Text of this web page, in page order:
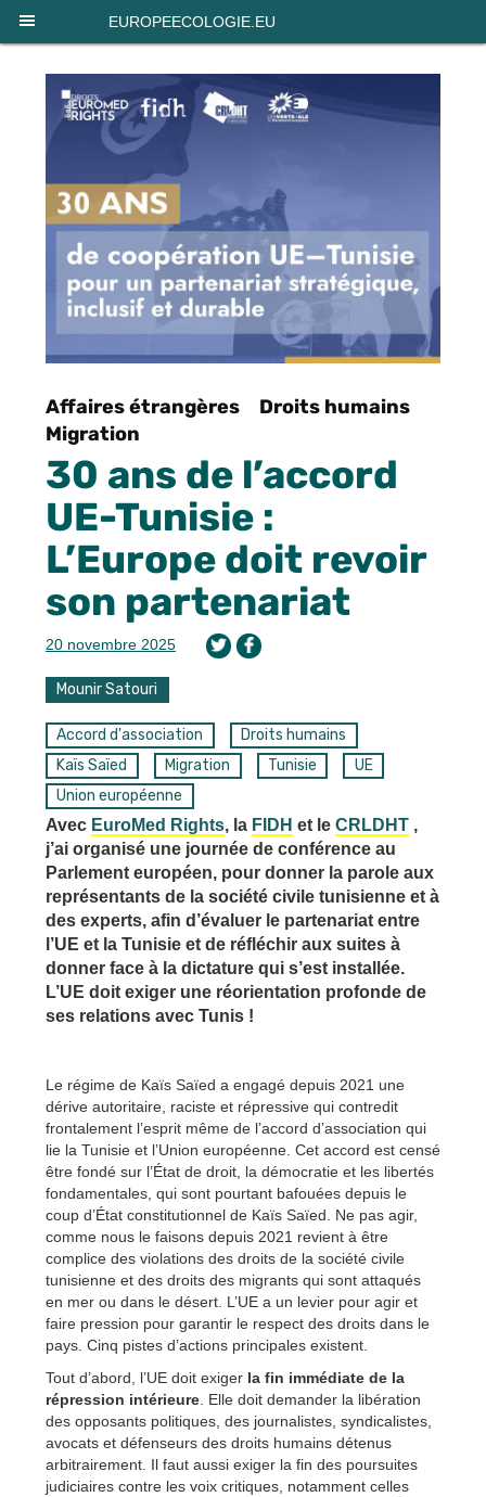
EUROPEECOLOGIE.EU
Affaires étrangères
Droits humains
Migration
30 ans de l’accord
UE-Tunisie :
L’Europe doit revoir
son partenariat
20 novembre 2025
Mounir Satouri
Accord d'association
Droits humains
Kaïs Saïed
Migration Tunisie
UE
Union européenne
Avec EuroMed Rights, la FIDH et le CRLDHT ,
j’ai organisé une journée de conférence au
Parlement européen, pour donner la parole aux
représentants de la société civile tunisienne et à
des experts, afin d’évaluer le partenariat entre
l’UE et la Tunisie et de réfléchir aux suites à
donner face à la dictature qui s’est installée.
L’UE doit exiger une réorientation profonde de
ses relations avec Tunis !
Le régime de Kaïs Saïed a engagé depuis 2021 une
dérive autoritaire, raciste et répressive qui contredit
frontalement l’esprit même de l’accord d’association qui
lie la Tunisie et l’Union européenne. Cet accord est censé
être fondé sur l’État de droit, la démocratie et les libertés
fondamentales, qui sont pourtant bafouées depuis le
coup d’État constitutionnel de Kaïs Saïed. Ne pas agir,
comme nous le faisons depuis 2021 revient à être
complice des violations des droits de la société civile
tunisienne et des droits des migrants qui sont attaqués
en mer ou dans le désert. L’UE a un levier pour agir et
faire pression pour garantir le respect des droits dans le
pays. Cinq pistes d’actions principales existent.
Tout d’abord, l’UE doit exiger la fin immédiate de la
répression intérieure. Elle doit demander la libération
des opposants politiques, des journalistes, syndicalistes,
avocats et défenseurs des droits humains détenus
arbitrairement. Il faut aussi exiger la fin des poursuites
judiciaires contre les voix critiques, notamment celles